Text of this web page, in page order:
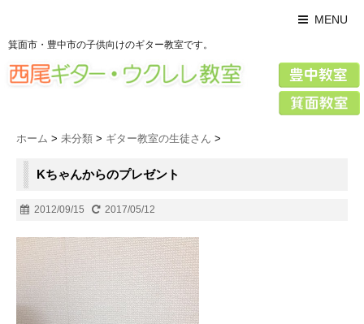
MENU
箕面市・豊中市の子供向けのギター教室です。
ホーム > 未分類 > ギター教室の生徒さん >
Kちゃんからのプレゼント
2012/09/15 2017/05/12